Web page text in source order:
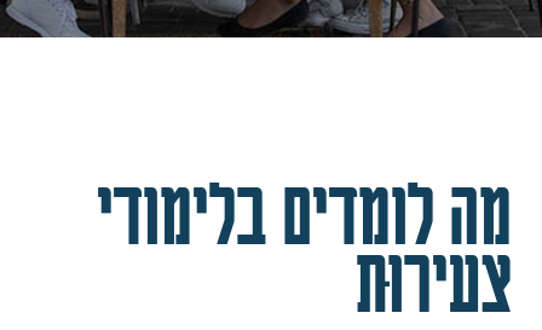
מה לומדים בלימודי
צעירוּת